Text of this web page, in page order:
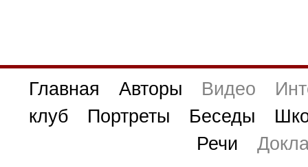
Главная Авторы Видео
клуб
Портреты Беседы
Речи